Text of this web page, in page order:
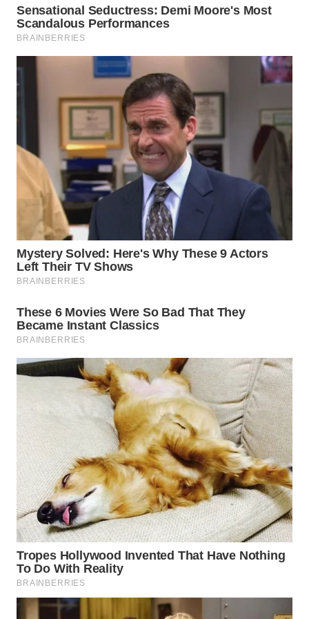
Wahana
Group
TANI
WAHANA
ADVOKAT
WAHANA
INFRASTRUKTUR
KONSUMEN
WAHANA
LISTRIK
TRAVEL
WAHANA
TV
WAHANANEWS
ID
WAHANANEWS
CO ID
WAHANANEWS